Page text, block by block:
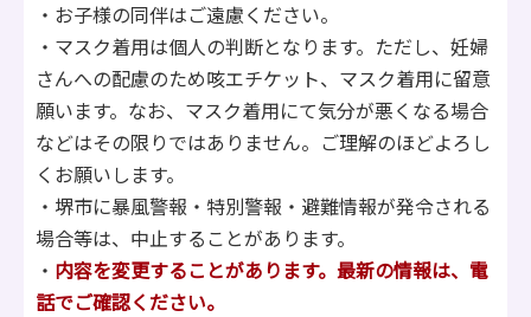
・お子様の同伴はご遠慮ください。
・マスク着用は個人の判断となります。ただし、妊婦
さんへの配慮のため咳エチケット、マスク着用に留意
願います。なお、マスク着用にて気分が悪くなる場合
などはその限りではありません。ご理解のほどよろし
くお願いします。
・堺市に暴風警報・特別警報・避難情報が発令される
場合等は、中止することがあります。
・ 内容を変更することがあります。最新の情報は、電
話でご確認ください。